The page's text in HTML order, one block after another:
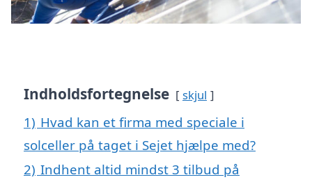
Indholdsfortegnelse skjul
1) Hvad kan et firma med speciale i
solceller på taget i Sejet hjælpe med?
2) Indhent altid mindst 3 tilbud på